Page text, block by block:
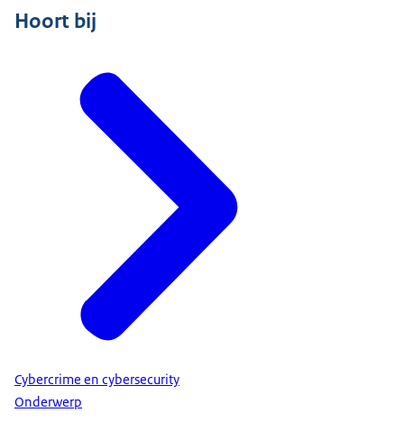
Hoort bij
Cybercrime en cybersecurity
Onderwerp